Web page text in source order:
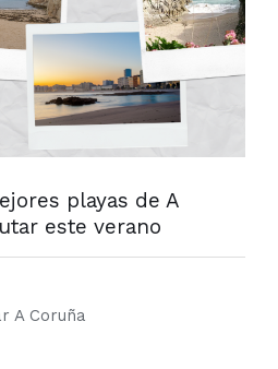
playas de A
este verano
A Coruña